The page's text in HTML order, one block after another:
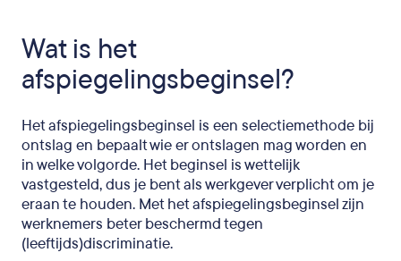
Wat is het
afspiegelingsbeginsel?
Het afspiegelingsbeginsel is een selectiemethode bij
ontslag en bepaalt wie er ontslagen mag worden en
in welke volgorde. Het beginsel is wettelijk
vastgesteld, dus je bent als werkgever verplicht om je
eraan te houden. Met het afspiegelingsbeginsel zijn
werknemers beter beschermd tegen
(leeftijds)discriminatie.
outplacement